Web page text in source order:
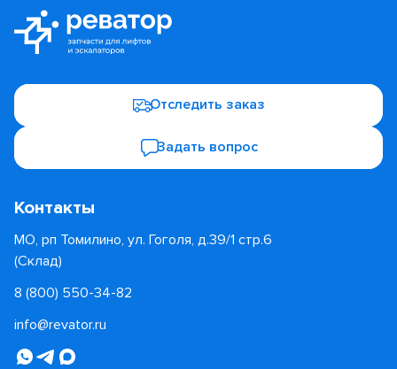
Отследить заказ
Задать вопрос
Контакты
МО, рп Томилино, ул. Гоголя, д.39/1 стр.6
(Склад)
8 (800) 550-34-82
info@revator.ru